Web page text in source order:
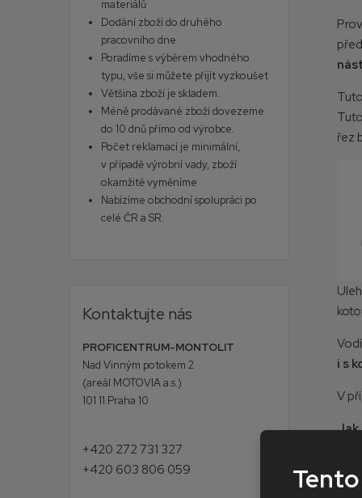
řez
i s
V
Jak
materiálů
Dodání zboží do druhého
pracovního dne
Poradíme s výběrem vhodného
typu, vše si můžete přijít vyzkoušet
Většina zboží je skladem.
Méně prodávané zboží dovezeme
do 10 dnů přímo od výrobce.
Počet reklamací je minimální,
v případě výrobní vady, zboží
okamžitě vyměníme
Nabízíme obchodní spolupráci po
celé ČR a SR.
Kontaktujte nás
PROFICENTRUM-MONTOLIT
Nad Vinným potokem 2
(areál MOTOVIA a.s.)
101 11 Praha 10
+420 272 731 327
+420 603 806 059